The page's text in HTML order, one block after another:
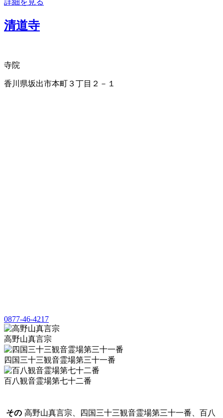
清道寺
寺院
香川県坂出市本町３丁目２－１
0877-46-4217
高野山真言宗
四国三十三観音霊場第三十一番
百八観音霊場第七十二番
その 高野山真言宗、四国三十三観音霊場第三十一番、百八